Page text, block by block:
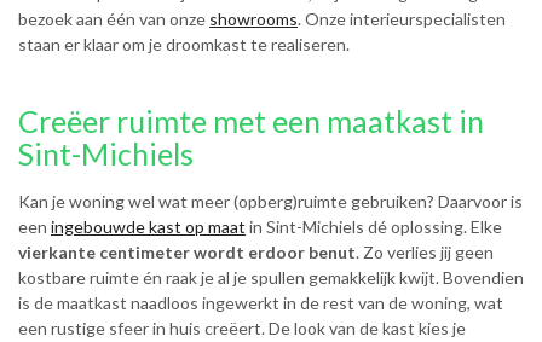
bezoek aan één van onze showrooms. Onze interieurspecialisten
staan er klaar om je droomkast te realiseren.
Creëer ruimte met een maatkast in
Sint-Michiels
Kan je woning wel wat meer (opberg)ruimte gebruiken? Daarvoor is
een ingebouwde kast op maat in Sint-Michiels dé oplossing. Elke
vierkante centimeter wordt erdoor benut. Zo verlies jij geen
kostbare ruimte én raak je al je spullen gemakkelijk kwijt. Bovendien
is de maatkast naadloos ingewerkt in de rest van de woning, wat
een rustige sfeer in huis creëert. De look van de kast kies je